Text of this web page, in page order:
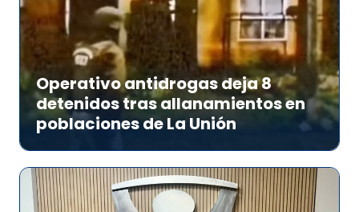
Operativo antidrogas deja 8
detenidos tras allanamientos en
poblaciones de La Unión